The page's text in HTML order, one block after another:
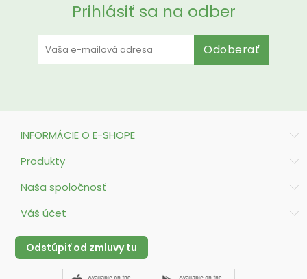
Prihlásiť sa na odber
Odoberať
INFORMÁCIE O E-SHOPE
Produkty
Naša spoločnosť
Váš účet
Odstúpiť od zmluvy tu